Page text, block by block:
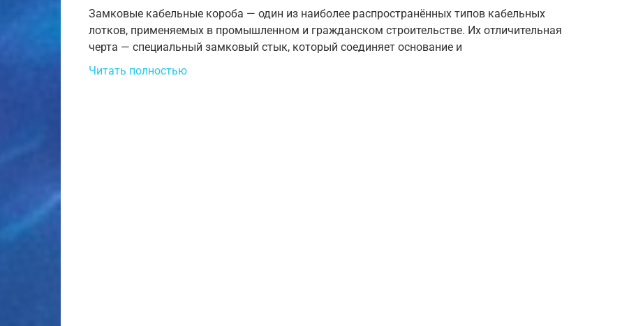
Замковые кабельные короба — один из наиболее распространённых типов кабельных
лотков, применяемых в промышленном и гражданском строительстве. Их отличительная
черта — специальный замковый стык, который соединяет основание и
Читать полностью